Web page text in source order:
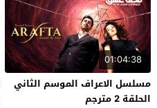
01:04:38
مسلسل الاعراف الموسم الثاني
الحلقة 2 مترجم